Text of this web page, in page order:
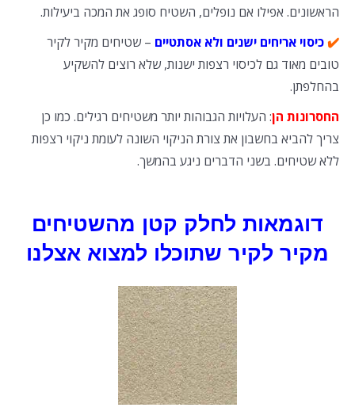
הראשונים. אפילו אם נופלים, השטיח סופג את המכה ביעילות.
✔️כיסוי אריחים ישנים ולא אסתטיים – שטיחים מקיר לקיר
טובים מאוד גם לכיסוי רצפות ישנות, שלא רוצים להשקיע
בהחלפתן.
החסרונות הן: העלויות הגבוהות יותר משטיחים רגילים. כמו כן
צריך להביא בחשבון את צורת הניקוי השונה לעומת ניקוי רצפות
ללא שטיחים. בשני הדברים ניגע בהמשך.
דוגמאות לחלק קטן מהשטיחים
מקיר לקיר שתוכלו למצוא אצלנו